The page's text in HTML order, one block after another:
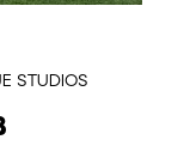
STUDIOS